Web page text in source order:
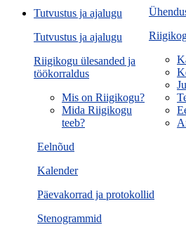
Eelnõud
Kalender
Päevakorrad ja protokollid
Stenogrammid
Tutvustus ja ajalugu
Tutvustus ja ajalugu
Riigikogu ülesanded ja
töökorraldus
Mis on Riigikogu?
Mida Riigikogu
teeb?